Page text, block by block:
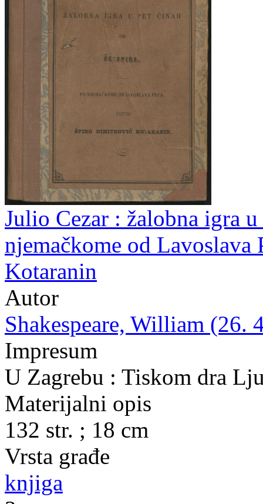
Julio Cezar : žalobna igra
njemačkome od
Kotaranin
Autor
Shakespeare, William (26.
Impresum
U Zagrebu : Tiskom dra
Materijalni opis
132 str. ; 18 cm
Vrsta građe
knjiga